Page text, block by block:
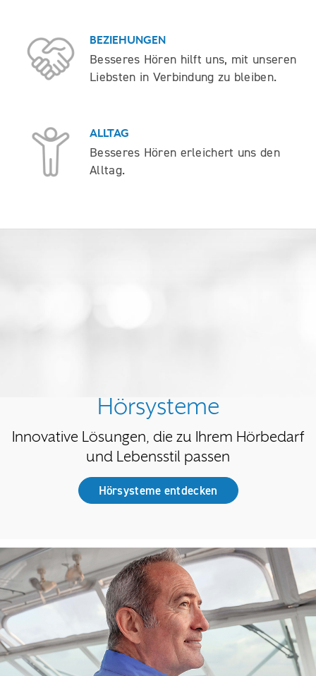
BEZIEHUNGEN
Besseres Hören hilft uns, mit unseren
Liebsten in Verbindung zu bleiben.
ALLTAG
Besseres Hören erleichert uns den
Alltag.
Hörsysteme
Innovative Lösungen, die zu Ihrem Hörbedarf
und Lebensstil passen
Hörsysteme entdecken